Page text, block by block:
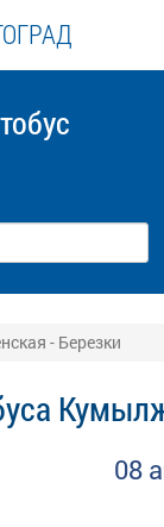
- Березки
08